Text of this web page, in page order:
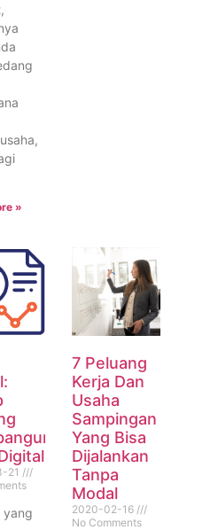
»
21
yang
7 Peluang
Kerja Dan
Usaha
Sampingan
Yang Bisa
Dijalankan
Tanpa
Modal
2020-02-16
No Comments